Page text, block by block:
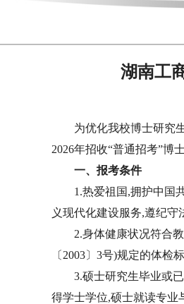
湖南工
为优化我校博士研究
2026年招收“普通招考”博
一、报考条件
1.热爱祖国,拥护中国
义现代化建设服务,遵纪
2.身体健康状况符合
〔 2003〕 3号)规定的体检
3.硕士研究生毕业或
得学士学位,硕士就读专业